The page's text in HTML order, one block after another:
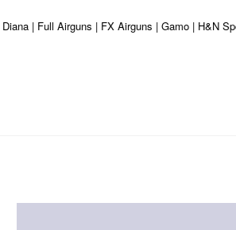
Full Airguns | FX Airguns | Gamo | H&N